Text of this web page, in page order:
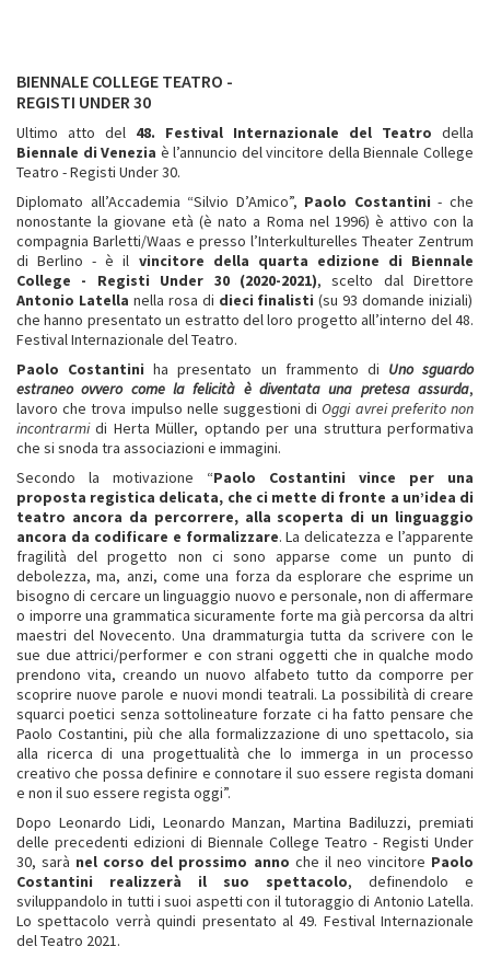
BIENNALE COLLEGE TEATRO -
REGISTI UNDER 30
Ultimo atto del 48. Festival Internazionale del Teatro della
Biennale di Venezia è l’annuncio del vincitore della Biennale College
Teatro - Registi Under 30.
Diplomato all’Accademia “Silvio D’Amico”, Paolo Costantini - che
nonostante la giovane età (è nato a Roma nel 1996) è attivo con la
compagnia Barletti/Waas e presso l’Interkulturelles Theater Zentrum
di Berlino - è il vincitore della quarta edizione di Biennale
College - Registi Under 30 (2020-2021), scelto dal Direttore
Antonio Latella nella rosa di dieci finalisti (su 93 domande iniziali)
che hanno presentato un estratto del loro progetto all’interno del 48.
Festival Internazionale del Teatro.
Paolo Costantini ha presentato un frammento di Uno sguardo
estraneo ovvero come la felicità è diventata una pretesa assurda,
lavoro che trova impulso nelle suggestioni diOggi avrei preferito non
incontrarmidi Herta Müller, optando per una struttura performativa
che si snoda tra associazioni e immagini.
Secondo la motivazione “Paolo Costantini vince per una
proposta registica delicata, che ci mette di fronte a un’idea di
teatro ancora da percorrere, alla scoperta di un linguaggio
ancora da codificare e formalizzare. La delicatezza e l’apparente
fragilità del progetto non ci sono apparse come un punto di
debolezza, ma, anzi, come una forza da esplorare che esprime un
bisogno di cercare un linguaggio nuovo e personale, non di affermare
o imporre una grammatica sicuramente forte ma già percorsa da altri
maestri del Novecento. Una drammaturgia tutta da scrivere con le
sue due attrici/performer e con strani oggetti che in qualche modo
prendono vita, creando un nuovo alfabeto tutto da comporre per
scoprire nuove parole e nuovi mondi teatrali. La possibilità di creare
squarci poetici senza sottolineature forzate ci ha fatto pensare che
Paolo Costantini, più che alla formalizzazione di uno spettacolo, sia
alla ricerca di una progettualità che lo immerga in un processo
creativo che possa definire e connotare il suo essere regista domani
e non il suo essere regista oggi”.
Dopo Leonardo Lidi, Leonardo Manzan, Martina Badiluzzi, premiati
delle precedenti edizioni di Biennale College Teatro - Registi Under
30, sarà nel corso del prossimo anno che il neo vincitore Paolo
Costantini
realizzerà il suo spettacolo, definendolo e
sviluppandolo in tutti i suoi aspetti con il tutoraggio di Antonio Latella.
Lo spettacolo verrà quindi presentato al 49. Festival Internazionale
del Teatro 2021.